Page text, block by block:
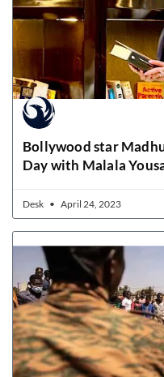
Bollywood star
Day with Malala
Desk April 24, 2023